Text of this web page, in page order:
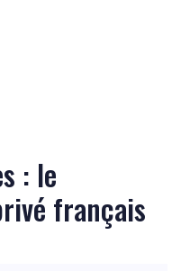
: le
français